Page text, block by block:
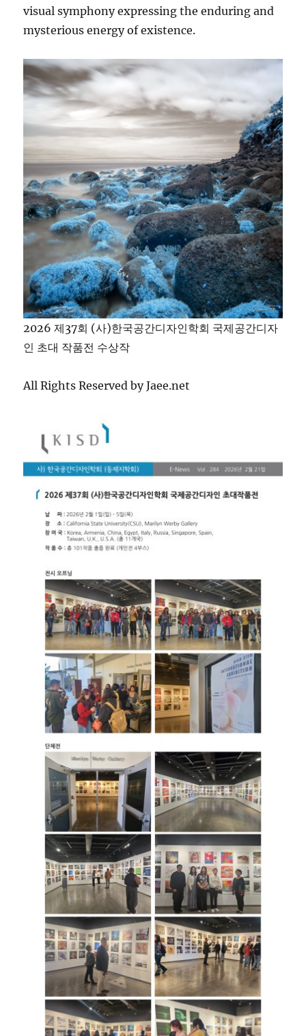
visual symphony expressing the enduring and
mysterious energy of existence.
2026 제37회 (사)한국공간디자인학회 국제공간디자
인 초대 작품전 수상작
All Rights Reserved by Jaee.net